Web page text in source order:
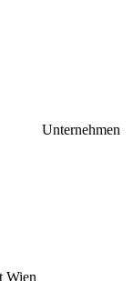
Unternehmen
Wien